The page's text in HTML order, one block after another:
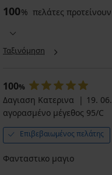
100% πελάτες
Ταξινόμηση
100%
Δαγιαση Κατερινα
19.
αγορασμένο μέγεθος 95/C
Επιβεβαιωμένος πελάτης
Φανταστικο μαγιο